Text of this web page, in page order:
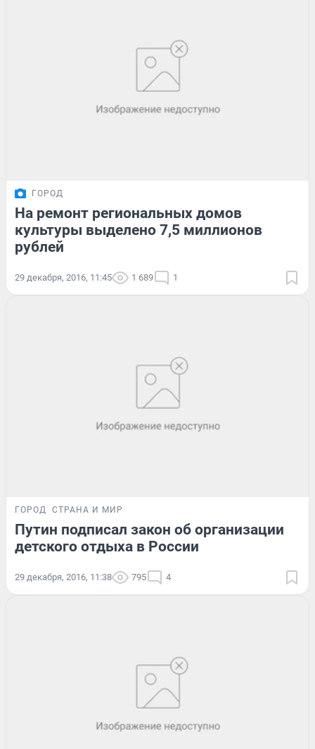
ГОРОД
На ремонт региональных домов
культуры выделено 7,5 миллионов
рублей
29 декабря, 2016, 11:45 1 689 1
ГОРОД СТРАНА И МИР
Путин подписал закон об организации
детского отдыха в России
29 декабря, 2016, 11:38 795 4